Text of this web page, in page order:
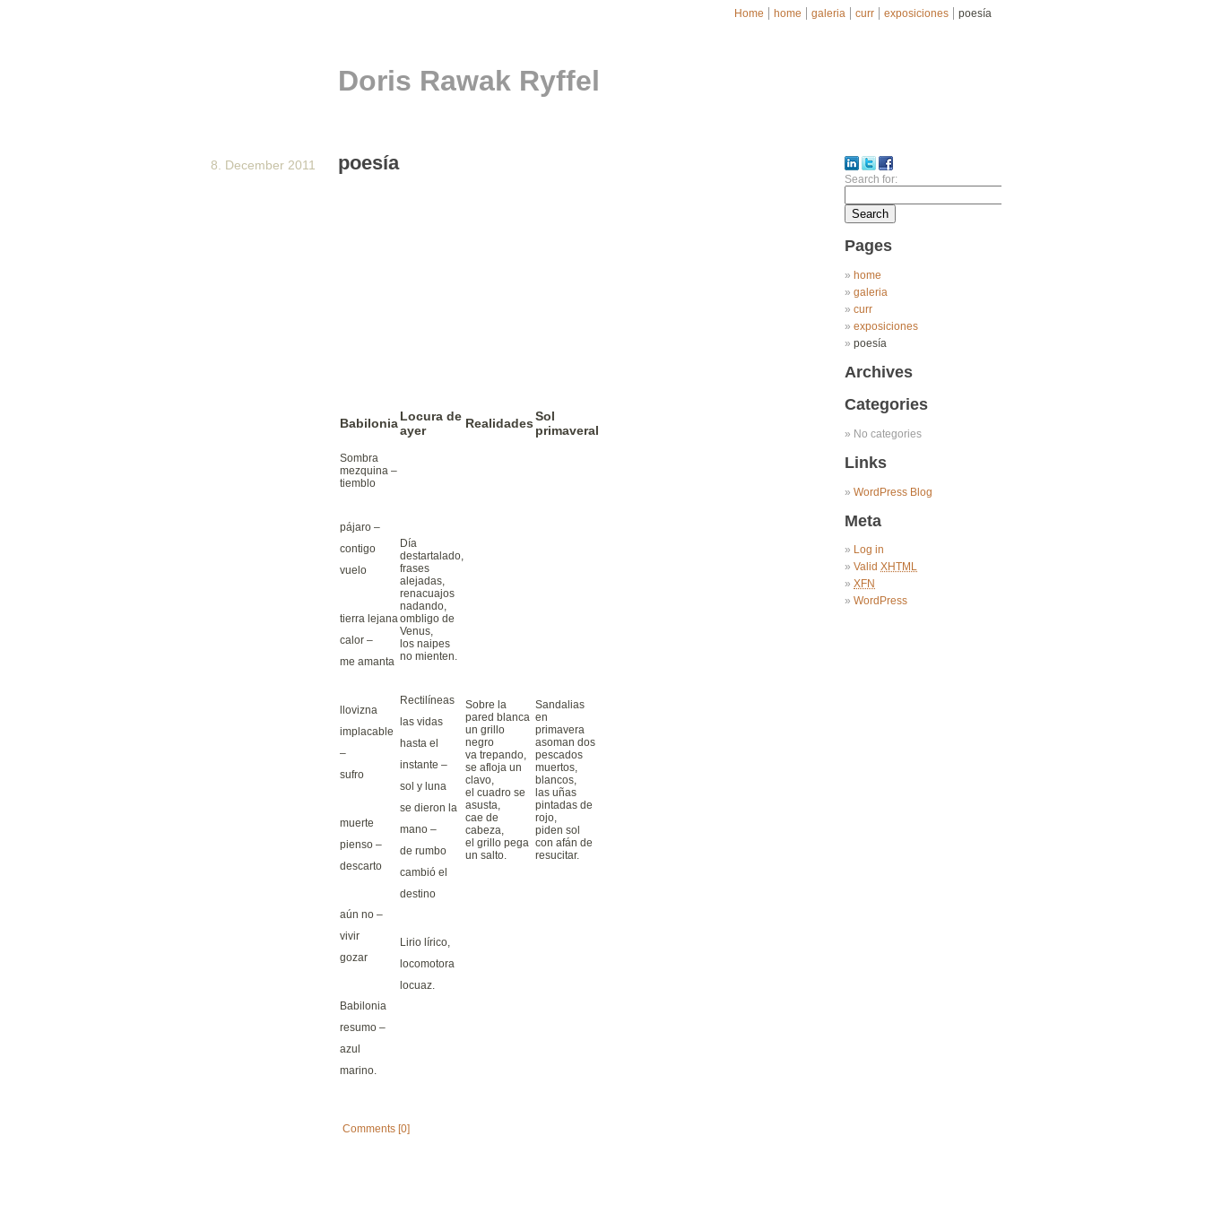
Home home galeria curr exposiciones poesía
Doris Rawak Ryffel
8. December 2011 poesía
BabiloniaLocura de
ayer
RealidadesSol
primaveral
Sombra
mezquina –
tiemblo
pájaro –
contigo
vuelo
tierra lejana
calor –
me amanta
llovizna
implacable
–
sufro
muerte
pienso –
descarto
aún no –
vivir
gozar
Babilonia
resumo –
azul
marino.
Día
destartalado,
frases
alejadas,
renacuajos
nadando,
ombligo de
Venus,
los naipes
no mienten.
Rectilíneas
las vidas
hasta el
instante –
sol y luna
se dieron la
mano –
de rumbo
cambió el
destino
Lirio lírico,
locomotora
locuaz.
Sobre la
pared blanca
un grillo
negro
va trepando,
se afloja un
clavo,
el cuadro se
asusta,
cae de
cabeza,
el grillo pega
un salto.
Sandalias
en
primavera
asoman dos
pescados
muertos,
blancos,
las uñas
pintadas de
rojo,
piden sol
con afán de
resucitar.
Comments [0]
Search for:
Pages
home
galeria
curr
exposiciones
poesía
Archives
Categories
No categories
Links
WordPress Blog
Meta
Log in
Valid XHTML
XFN
WordPress